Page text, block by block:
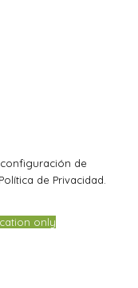
de
de Privacidad.
only